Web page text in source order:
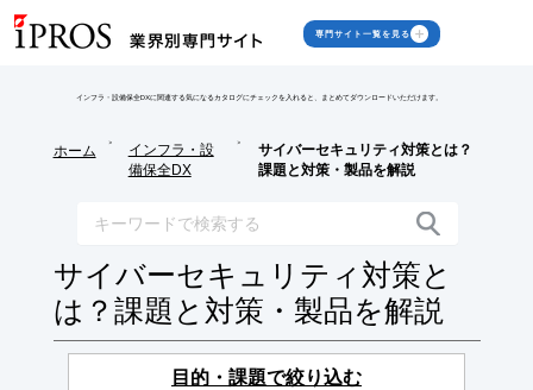
専門サイト一覧を見る
インフラ・設備保全DXに関連する気になるカタログにチェックを入れると、まとめてダウンロードいただけます。
ホーム
>
インフラ・設
備保全DX
>
サイバーセキュリティ対策とは？
課題と対策・製品を解説
サイバーセキュリティ対策と
は？課題と対策・製品を解説
目的・課題で絞り込む